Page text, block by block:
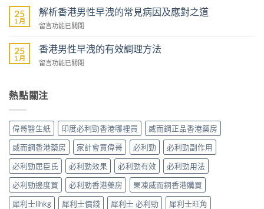
–
專
壯
陽
產
物
中
防
早
洩
全
面
中
港
男
性
治
早
洩
妙
25
1 月
解析香港男性早洩的常見病因及應對之道
在
析
香
港
早
常
見
病
因
及
應
對
之
道〉
留言功能已關閉
25
1 月
香港男性早洩的有效調理方法
在
男
性
洩
的
有
效
調
理
方
法〉
中
留言功能已關閉
熱點關注
偉哥醫生紙 印度必利勁香港哪裡買
威而鋼正品香港藥房
威而鋼香港藥房
家計會買偉哥 必利勁
必利勁副作用
必利勁屈臣氏
必利勁效果 必利勁有效
必利勁用法
必利勁邊度買
必利勁香港藥房
果凍威而鋼香港購買
犀利士lihkg
犀利士價錢 犀利士 必利勁 犀利士旺角